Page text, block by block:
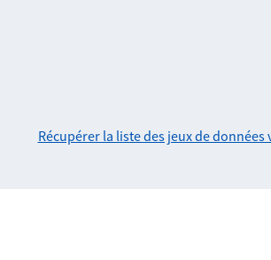
Récupérer la liste des jeux de données